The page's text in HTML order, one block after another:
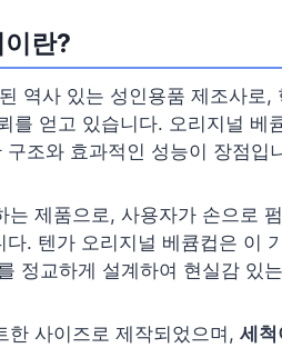
란?
역사 있는 성인용품 제조사로,
를 얻고 있습니다. 오리지널 베
조와 효과적인 성능이 장점입
제품으로, 사용자가 손으로
다. 텐가 오리지널 베큠컵은 이
정교하게 설계하여 현실감 있
한 사이즈로 제작되었으며, 세척